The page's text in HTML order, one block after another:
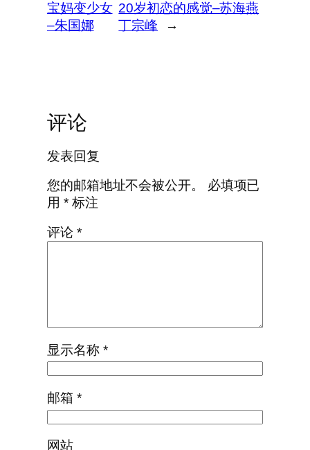
宝妈变少女
–朱国娜
20岁初恋的感觉–苏海燕
丁宗峰
→
评论
发表回复
您的邮箱地址不会被公开。
必填项已
用 *标注
评论 *
显示名称 *
邮箱 *
网站